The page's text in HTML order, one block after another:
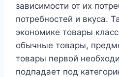
зависимости от их
потребностей и вкуса.
экономике товары
обычные товары,
товары первой
подпадает под